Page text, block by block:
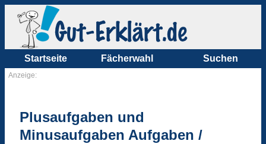
Startseite Fächerwahl Suchen
Anzeige:
Plusaufgaben und
Minusaufgaben Aufgaben /